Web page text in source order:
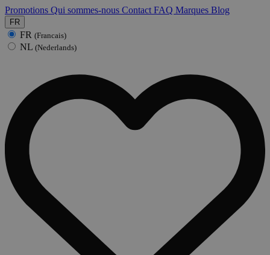
Promotions Qui sommes-nous Contact FAQ Marques Blog
FR
FR (Francais)
NL (Nederlands)